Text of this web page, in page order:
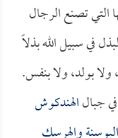
التي تصنع الرجال
في سبيل الله بذلاً
ولا بولد، ولا بنفس.
جبالالهندكوش